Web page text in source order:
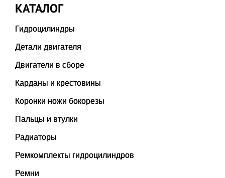
КАТАЛОГ
Гидроцилиндры
Детали двигателя
Двигатели в сборе
Карданы и крестовины
Коронки ножи бокорезы
Пальцы и втулки
Радиаторы
Ремкомплекты гидроцилиндров
Ремни